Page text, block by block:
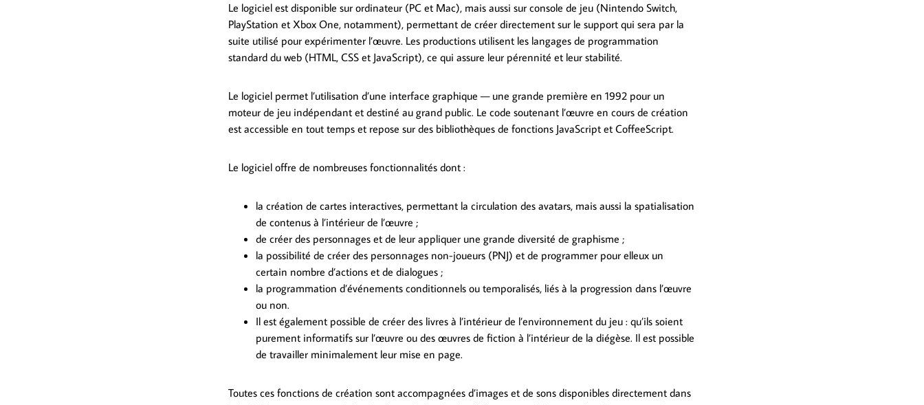
Le logiciel est disponible sur ordinateur (PC et Mac), mais aussi sur console de jeu (Nintendo Switch,
PlayStation et Xbox One, notamment), permettant de créer directement sur le support qui sera par la
suite utilisé pour expérimenter l’œuvre. Les productions utilisent les langages de programmation
standard du web (HTML, CSS et JavaScript), ce qui assure leur pérennité et leur stabilité.
Le logiciel permet l’utilisation d’une interface graphique — une grande première en 1992 pour un
moteur de jeu indépendant et destiné au grand public. Le code soutenant l’œuvre en cours de création
est accessible en tout temps et repose sur des bibliothèques de fonctions JavaScript et CoffeeScript.
Le logiciel offre de nombreuses fonctionnalités dont :
la création de cartes interactives, permettant la circulation des avatars, mais aussi la spatialisation
de contenus à l’intérieur de l’œuvre ;
de créer des personnages et de leur appliquer une grande diversité de graphisme ;
la possibilité de créer des personnages non-joueurs (PNJ) et de programmer pour elleux un
certain nombre d’actions et de dialogues ;
la programmation d’événements conditionnels ou temporalisés, liés à la progression dans l’œuvre
ou non.
Il est également possible de créer des livres à l’intérieur de l’environnement du jeu : qu’ils soient
purement informatifs sur l’œuvre ou des œuvres de fiction à l’intérieur de la diégèse. Il est possible
de travailler minimalement leur mise en page.
Toutes ces fonctions de création sont accompagnées d’images et de sons disponibles directement dans